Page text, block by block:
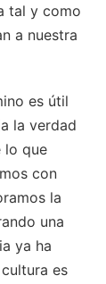
tal y como
a nuestra
es útil
la verdad
lo que
con
la
una
ya ha
es